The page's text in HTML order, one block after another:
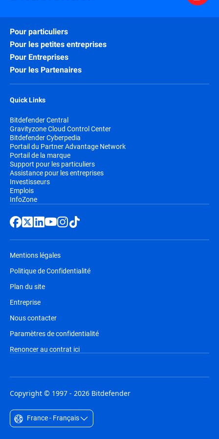
Pour particuliers
Pour les petites entreprises
Pour Entreprises
Pour les Partenaires
Quick Links
Bitdefender Central
Gravityzone Cloud Control Center
Bitdefender Cyberpedia
Portail du Partner Advantage Network
Portail de la marque
Support pour les particuliers
Assistance pour les entreprises
Investisseurs
Emplois
InfoZone
Mentions légales
Politique de Confidentialité
Plan du site
Entreprise
Nous contacter
Paramètres de confidentialité
Renoncer au contrat ici
Copyright © 1997 - 2026 Bitdefender
France - Français